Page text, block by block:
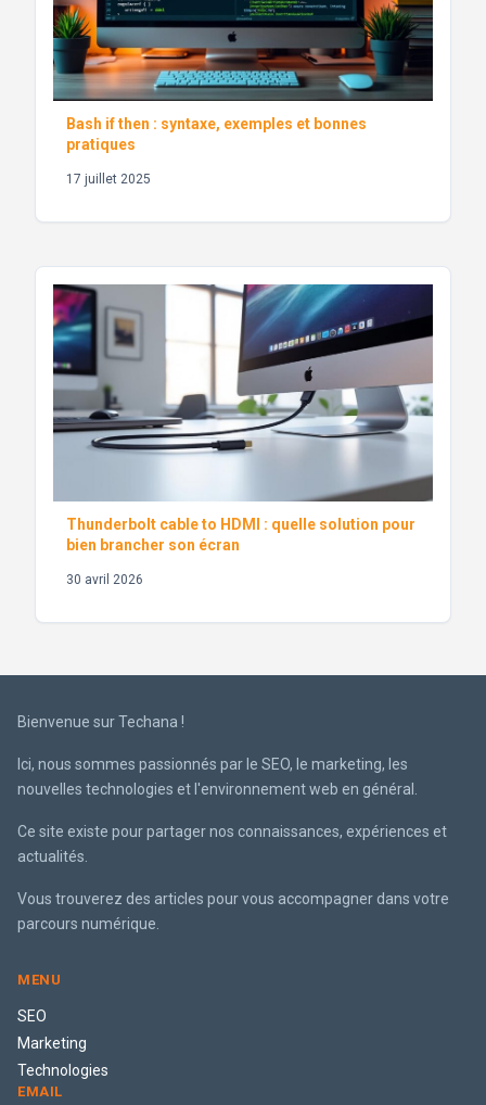
Bash if then : syntaxe, exemples et bonnes
pratiques
17 juillet 2025
Thunderbolt cable to HDMI : quelle solution pour
bien brancher son écran
30 avril 2026
Bienvenue sur Techana !
Ici, nous sommes passionnés par le SEO, le marketing, les
nouvelles technologies et l'environnement web en général.
Ce site existe pour partager nos connaissances, expériences et
actualités.
Vous trouverez des articles pour vous accompagner dans votre
parcours numérique.
MENU
SEO
Marketing
Technologies
EMAIL